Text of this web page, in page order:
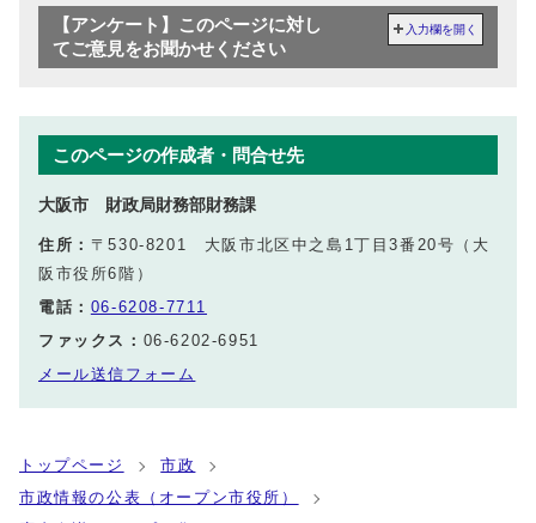
【アンケート】このページに対し
てご意見をお聞かせください
入力欄を開く
このページの作成者・問合せ先
大阪市 財政局財務部財務課
住所： 〒530-8201 大阪市北区中之島1丁目3番20号（大
阪市役所6階）
電話： 06-6208-7711
ファックス： 06-6202-6951
メール送信フォーム
トップページ
市政
市政情報の公表（オープン市役所）